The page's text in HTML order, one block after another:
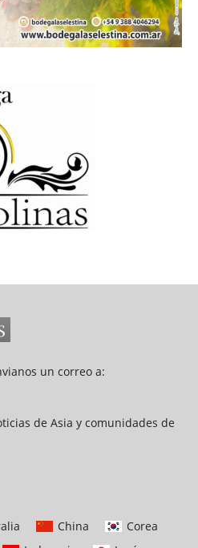
un correo a:
de Asia y comunidades de
China
Corea